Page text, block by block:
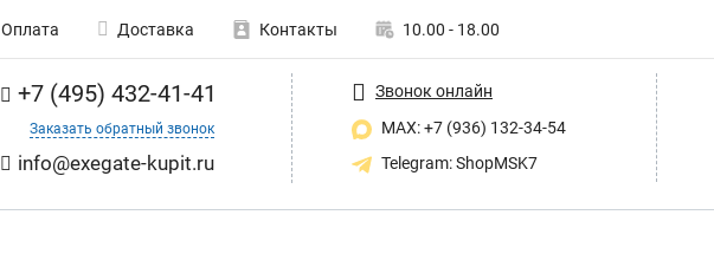
Оплата Доставка Контакты 10.00 - 18.00
+7 (495) 432-41-41
Заказать обратный звонок
info@exegate-kupit.ru
Звонок онлайн
MAX: +7 (936) 132-34-54
Telegram: ShopMSK7